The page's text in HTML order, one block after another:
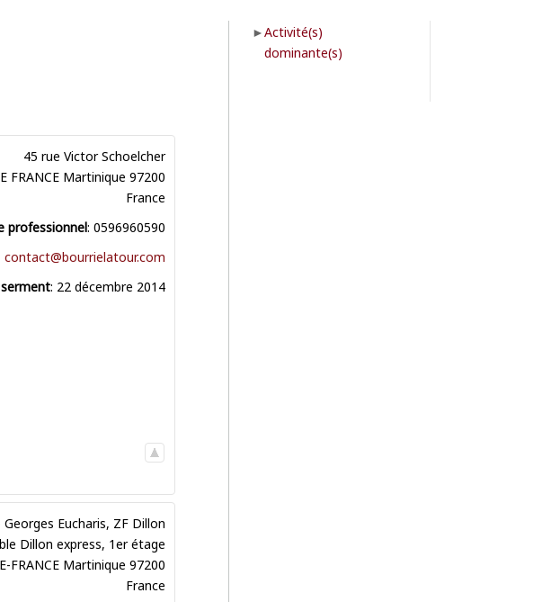
45 rue Victor Schoelcher
FRANCE Martinique 97200
France
professionnel: 0596960590
contact@bourrielatour.com
: 22 décembre 2014
Georges Eucharis, ZF Dillon
Dillon express, 1er étage
FRANCE Martinique 97200
France
Activité(s)
dominante(s)